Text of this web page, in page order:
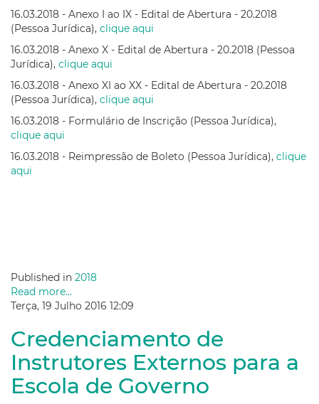
16.03.2018 - Anexo I ao IX - Edital de Abertura - 20.2018
(Pessoa Jurídica), clique aqui
16.03.2018 - Anexo X - Edital de Abertura - 20.2018 (Pessoa
Jurídica), clique aqui
16.03.2018 - Anexo XI ao XX - Edital de Abertura - 20.2018
(Pessoa Jurídica), clique aqui
16.03.2018 - Formulário de Inscrição (Pessoa Jurídica),
clique aqui
16.03.2018 - Reimpressão de Boleto (Pessoa Jurídica), clique
aqui
Published in 2018
Read more...
Terça, 19 Julho 2016 12:09
Credenciamento de
Instrutores Externos para a
Escola de Governo